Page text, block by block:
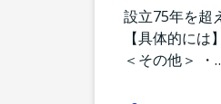
設立75年を超
【具体的に
＜その他＞ ・